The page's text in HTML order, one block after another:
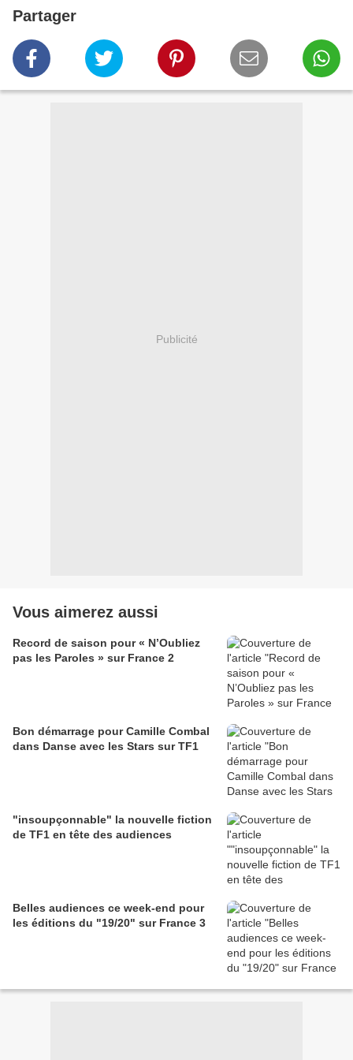
Partager
Publicité
Vous aimerez aussi
Record de saison pour « N’Oubliez
pas les Paroles » sur France 2
Bon démarrage pour Camille Combal
dans Danse avec les Stars sur TF1
"insoupçonnable" la nouvelle fiction
de TF1 en tête des audiences
Belles audiences ce week-end pour
les éditions du "19/20" sur France 3